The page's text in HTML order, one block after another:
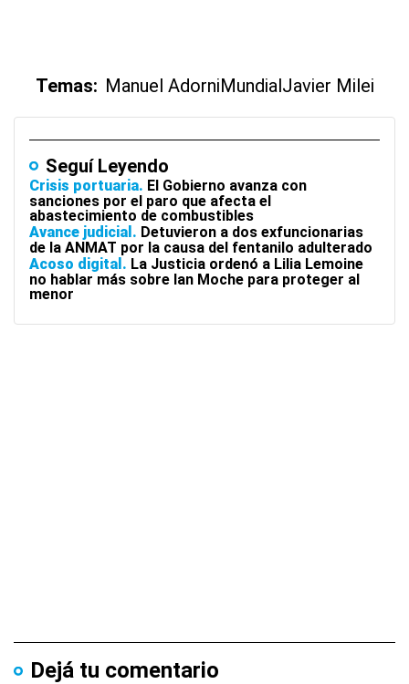
Temas: Manuel AdorniMundialJavier Milei
Seguí Leyendo
Crisis portuaria El Gobierno avanza con
sanciones por el paro que afecta el
abastecimiento de combustibles
Avance judicial
Detuvieron a dos exfuncionarias
de la ANMAT por la causa del fentanilo adulterado
Acoso digital
La Justicia ordenó a Lilia Lemoine
no hablar más sobre Ian Moche para proteger al
menor
Dejá tu comentario